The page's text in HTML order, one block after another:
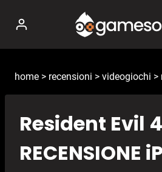
contenuto
home > recensioni > videogiochi >
Resident Evil
RECENSIONE